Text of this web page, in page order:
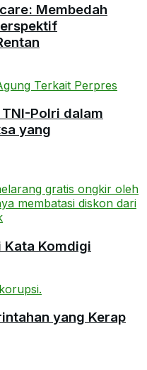
Membedah
Polri dalam
yang
Kata Komdigi
yang Kerap